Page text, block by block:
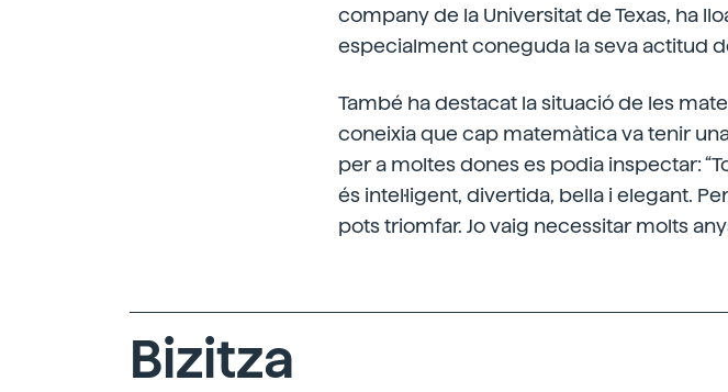
company de la Universitat de Texas, ha
especialment coneguda la seva actitud
També ha destacat la situació de les
coneixia que cap matemàtica va tenir
per a moltes dones es podia inspectar:
és intel·ligent, divertida, bella i elegant.
pots triomfar. Jo vaig necessitar molts
Bizitza